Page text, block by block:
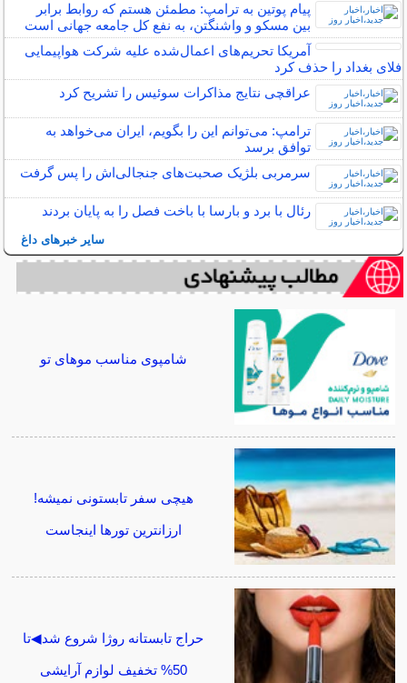
پیام پوتین به ترامپ: مطمئن هستم که روابط برابر
بین مسکو و واشنگتن، به نفع کل جامعه جهانی است
آمریکا تحریم‌های اعمال‌شده علیه شرکت هواپیمایی
فلای بغداد را حذف کرد
عراقچی نتایج مذاکرات سوئیس را تشریح کرد
ترامپ: می‌توانم این را بگویم، ایران می‌خواهد به
توافق برسد
سرمربی بلژیک صحبت‌های جنجالی‌اش را پس گرفت
رئال با برد و بارسا با باخت فصل را به پایان بردند
سایر خبرهای داغ
شامپوی مناسب موهای تو
هیچی سفر تابستونی نمیشه!
ارزانترین تورها اینجاست
حراج تابستانه روژا شروع شد◀تا
50% تخفیف لوازم آرایشی